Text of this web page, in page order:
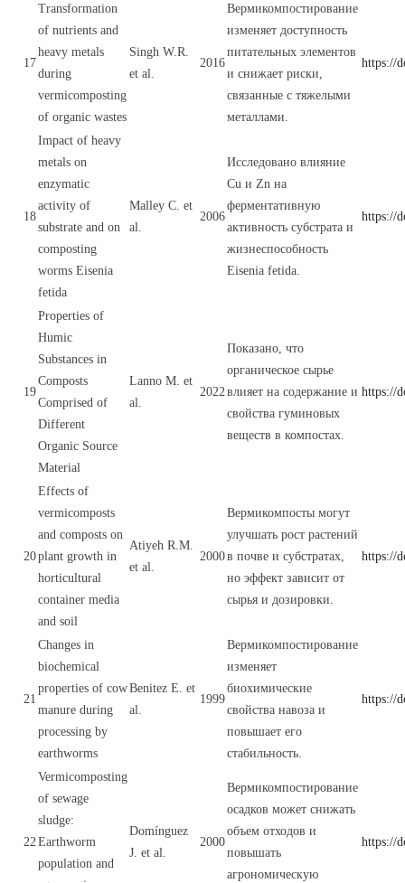
17
Transformation
of nutrients and
heavy metals
during
vermicomposting
of organic wastes
Singh W.R.
et al.
2016
Вермикомпостирование
изменяет доступность
питательных элементов
и снижает риски,
связанные с тяжелыми
металлами.
https://
18
Impact of heavy
metals on
enzymatic
activity of
substrate and on
composting
worms Eisenia
fetida
Malley C. et
al.
2006
Исследовано влияние
Cu и Zn на
ферментативную
активность субстрата и
жизнеспособность
Eisenia fetida.
https://
19
Properties of
Humic
Substances in
Composts
Comprised of
Different
Organic Source
Material
Lanno M. et
al.
2022
Показано, что
органическое сырье
влияет на содержание и
свойства гуминовых
веществ в компостах.
https://
20
Effects of
vermicomposts
and composts on
plant growth in
horticultural
container media
and soil
Atiyeh R.M.
et al.
2000
Вермикомпосты могут
улучшать рост растений
в почве и субстратах,
но эффект зависит от
сырья и дозировки.
https://
21
Changes in
biochemical
properties of cow
manure during
processing by
earthworms
Benitez E. et
al.
1999
Вермикомпостирование
изменяет
биохимические
свойства навоза и
повышает его
стабильность.
https://
22
Vermicomposting
of sewage
sludge:
Earthworm
population and
Domínguez
J. et al.
2000
Вермикомпостирование
осадков может снижать
объем отходов и
повышать
агрономическую
https://